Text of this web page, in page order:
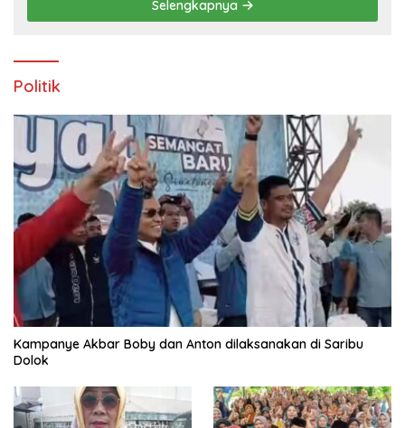
Selengkapnya
Politik
Kampanye Akbar Boby dan Anton dilaksanakan di Saribu
Dolok